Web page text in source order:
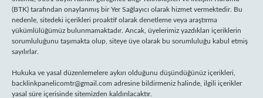
(BTK) tarafından onaylanmış bir Yer Sağlayıcı olarak hizmet vermektedir. Bu
nedenle, sitedeki içerikleri proaktif olarak denetleme veya araştırma
yükümlülüğümüz bulunmamaktadır. Ancak, üyelerimiz yazdıkları içeriklerin
sorumluluğunu taşımakta olup, siteye üye olarak bu sorumluluğu kabul etmiş
sayılırlar.
Hukuka ve yasal düzenlemelere aykırı olduğunu düşündüğünüz içerikleri,
backlinkpanelicomtr@gmail.com adresine bildirmeniz halinde, ilgili içerikler
yasal süre içerisinde sitemizden kaldırılacaktır.